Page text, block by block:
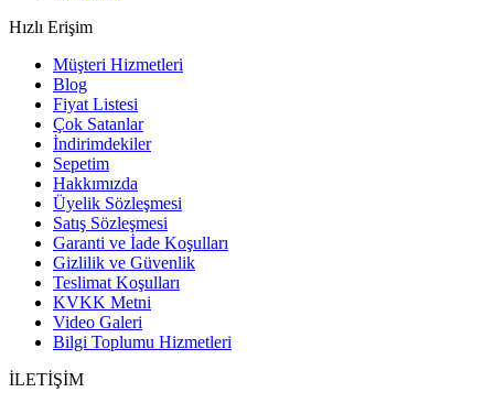
Hızlı Erişim
Müşteri Hizmetleri
Blog
Fiyat Listesi
Çok Satanlar
İndirimdekiler
Sepetim
Hakkımızda
Üyelik Sözleşmesi
Satış Sözleşmesi
Garanti ve İade Koşulları
Gizlilik ve Güvenlik
Teslimat Koşulları
KVKK Metni
Video Galeri
Bilgi Toplumu Hizmetleri
İLETİŞİM